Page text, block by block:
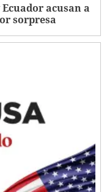
acusan a
sorpresa